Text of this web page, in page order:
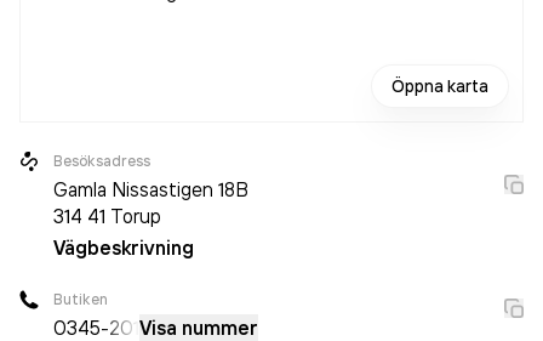
Öppna karta
Besöksadress
Gamla Nissastigen 18B
314 41 Torup
Vägbeskrivning
Butiken
0345-201Visa nummer